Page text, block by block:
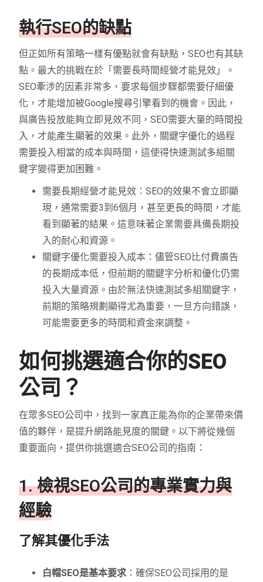
執行SEO的缺點
但正如所有策略一樣有優點就會有缺點，SEO也有其缺
點。最大的挑戰在於「需要長時間經營才能見效」。
SEO牽涉的因素非常多，要求每個步驟都需要仔細優
化，才能增加被Google搜尋引擎看到的機會。因此，
與廣告投放能夠立即見效不同，SEO需要大量的時間投
入，才能產生顯著的效果。此外，關鍵字優化的過程
需要投入相當的成本與時間，這使得快速測試多組關
鍵字變得更加困難。
需要長期經營才能見效：SEO的效果不會立即顯
現，通常需要3到6個月，甚至更長的時間，才能
看到顯著的結果。這意味著企業需要具備長期投
入的耐心和資源。
關鍵字優化需要投入成本：儘管SEO比付費廣告
的長期成本低，但前期的關鍵字分析和優化仍需
投入大量資源。由於無法快速測試多組關鍵字，
前期的策略規劃顯得尤為重要，一旦方向錯誤，
可能需要更多的時間和資金來調整。
如何挑選適合你的SEO
公司？
在眾多SEO公司中，找到一家真正能為你的企業帶來價
值的夥伴，是提升網路能見度的關鍵。以下將從幾個
重要面向，提供你挑選適合SEO公司的指南：
1. 檢視SEO公司的專業實力與
經驗
了解其優化手法
白帽SEO是基本要求 ：確保SEO公司採用的是